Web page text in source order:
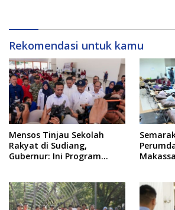
Rekomendasi untuk kamu
Mensos Tinjau Sekolah
Rakyat di Sudiang,
Gubernur: Ini Program